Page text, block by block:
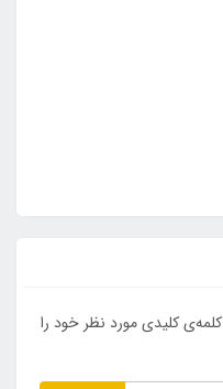
کلیدی مورد نظر خود را